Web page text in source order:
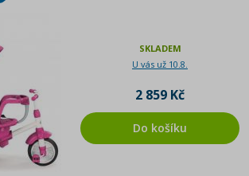
SKLADEM
U vás už 10.8.
2 859 Kč
Do košíku